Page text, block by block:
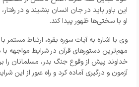
این باور باید در جان انسان بنشیند و در
او با سختی‌ها ظهور پیدا کند.
وی با اشاره به آیات سوره بقره، ارتباط مستمر
مهم‌ترین دستورهای قرآن در شرایط مواجهه
خداوند پیش از وقوع جنگ بدر، مسلمانان را
آزمون و درگیری آماده کرد و راه عبور از